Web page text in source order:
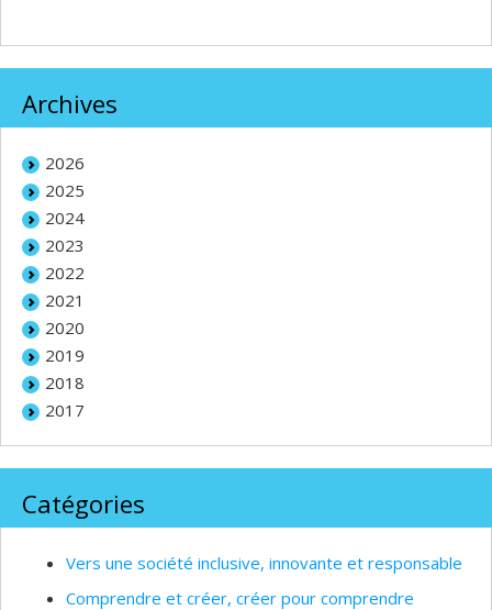
Archives
2026
2025
2024
2023
2022
2021
2020
2019
2018
2017
Catégories
Vers une société inclusive, innovante et responsable
Comprendre et créer, créer pour comprendre